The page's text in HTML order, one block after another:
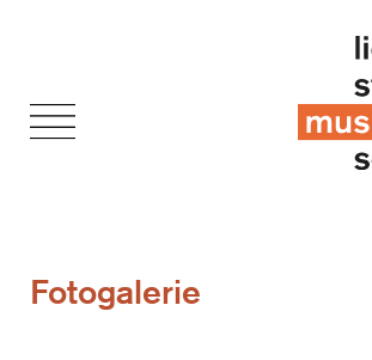
Fotogalerie